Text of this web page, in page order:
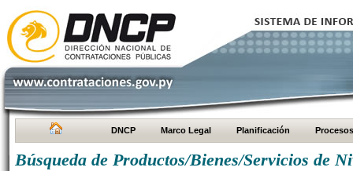
DNCP Marco Legal Planificación Procesos
Búsqueda de Productos/Bienes/Servicios de